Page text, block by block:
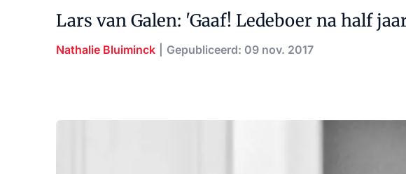
Lars van Galen: 'Gaaf! Ledeboer na half
Nathalie Bluiminck Gepubliceerd: 09 nov. 2017